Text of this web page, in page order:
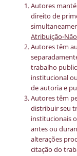
Autores
direito de
Atribuição-
Autores têm
trabalho
institucional
de autoria e
Autores têm
distribuir seu
institucionais
antes ou
alterações
citação do